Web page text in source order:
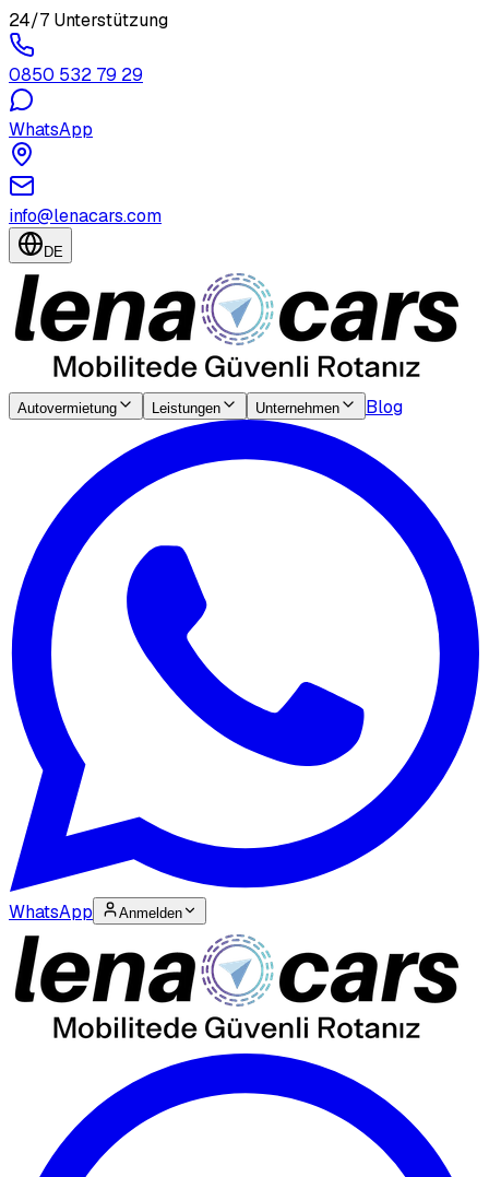
24/7 Unterstützung
0850 532 79 29
WhatsApp
info@lenacars.com
DE
Autovermietung Leistungen Unternehmen Blog
WhatsApp Anmelden